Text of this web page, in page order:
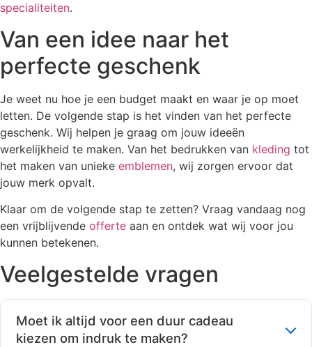
specialiteiten.
Van een idee naar het
perfecte geschenk
Je weet nu hoe je een budget maakt en waar je op moet
letten. De volgende stap is het vinden van het perfecte
geschenk. Wij helpen je graag om jouw ideeën
werkelijkheid te maken. Van het bedrukken van kleding tot
het maken van unieke emblemen, wij zorgen ervoor dat
jouw merk opvalt.
Klaar om de volgende stap te zetten? Vraag vandaag nog
een vrijblijvende offerte aan en ontdek wat wij voor jou
kunnen betekenen.
Veelgestelde vragen
Moet ik altijd voor een duur cadeau
kiezen om indruk te maken?